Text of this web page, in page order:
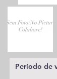
Período de